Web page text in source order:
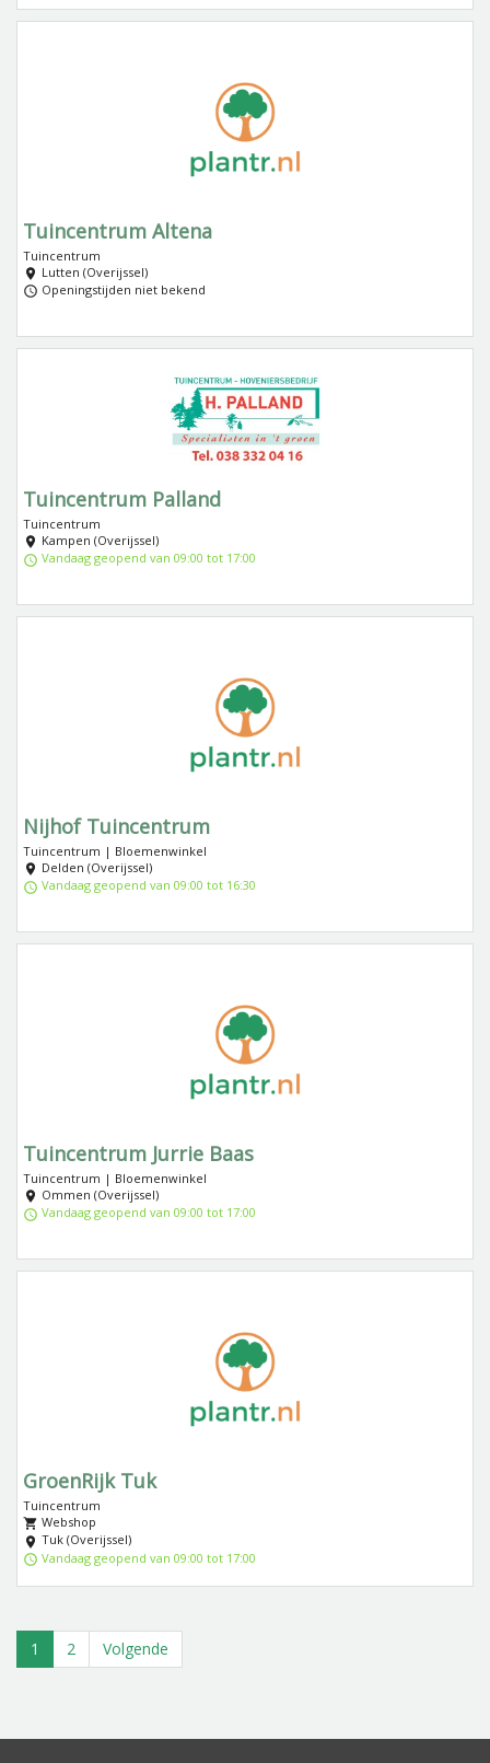
Tuincentrum Altena
Tuincentrum
Lutten (Overijssel)
Openingstijden niet bekend
Tuincentrum Palland
Tuincentrum
Kampen (Overijssel)
Vandaag geopend van 09:00 tot 17:00
Nijhof Tuincentrum
Tuincentrum | Bloemenwinkel
Delden (Overijssel)
Vandaag geopend van 09:00 tot 16:30
Tuincentrum Jurrie Baas
Tuincentrum | Bloemenwinkel
Ommen (Overijssel)
Vandaag geopend van 09:00 tot 17:00
GroenRijk Tuk
Tuincentrum
Webshop
Tuk (Overijssel)
Vandaag geopend van 09:00 tot 17:00
1 (current)
2 Volgende